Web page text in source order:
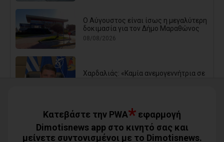
Ο Αύγουστος είναι ίσως η μεγαλύτερη
δοκιμασία για τον Δήμο Μαραθώνος
08/08/2026
Χαρδαλιάς: «Καμία ανεμογεννήτρια σε
Με τη συνδρομή του Δήμου Αθηναίων
Κατεβάστε την PWA* εφαρμογή
Dimotisnews app στο κινητό σας και
μείνετε συντονισμένοι με το Dimotisnews.